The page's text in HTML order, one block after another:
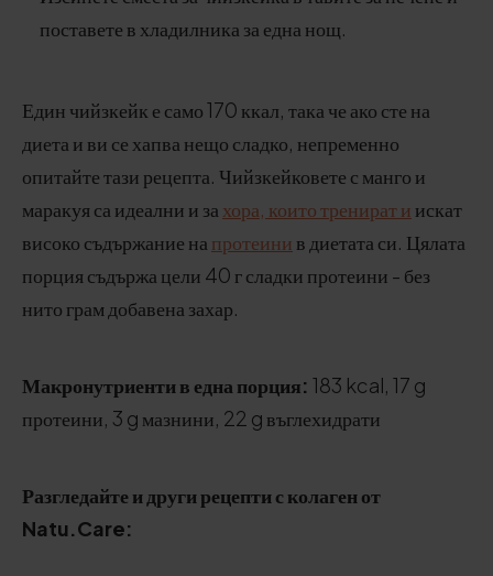
поставете в хладилника за една нощ.
Един чийзкейк е само 170 ккал, така че ако сте на
диета и ви се хапва нещо сладко, непременно
опитайте тази рецепта. Чийзкейковете с манго и
маракуя са идеални и за хора, които тренират и искат
високо съдържание на протеини в диетата си. Цялата
порция съдържа цели 40 г сладки протеини - без
нито грам добавена захар.
Макронутриенти в една порция: 183 kcal, 17 g
протеини, 3 g мазнини, 22 g въглехидрати
Разгледайте и други рецепти с колаген от
Natu.Care: